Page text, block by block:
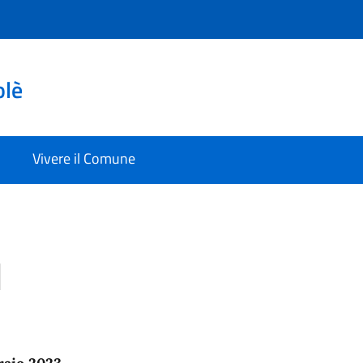
Vivere il Comune